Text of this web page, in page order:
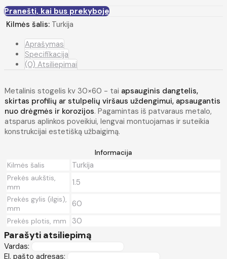
Pranešti, kai bus prekyboje
Kilmės šalis: Turkija
Aprašymas
Specifikacija
(0) Atsiliepimai
Metalinis stogelis kv 30×60 - tai apsauginis dangtelis,
skirtas profilių ar stulpelių viršaus uždengimui, apsaugantis
nuo drėgmės ir korozijos. Pagamintas iš patvaraus metalo,
atsparus aplinkos poveikiui, lengvai montuojamas ir suteikia
konstrukcijai estetišką užbaigimą.
Informacija
Kilmės šalis
Turkija
Prekės aukštis,
mm
1.5
Prekės gylis (ilgis),
mm
60
Prekės plotis, mm 30
Parašyti atsiliepimą
Vardas:
El. pašto adresas: